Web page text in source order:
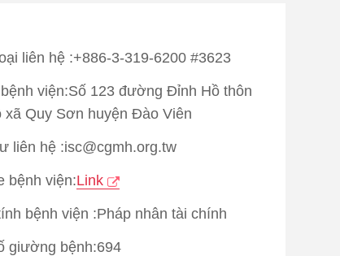
liên hệ :+886-3-319-6200 #3623
viện:Số 123 đường Đỉnh Hồ thôn
xã Quy Sơn huyện Đào Viên
liên hệ :isc@cgmh.org.tw
bệnh viện:Link
bệnh viện :Pháp nhân tài chính
giường bệnh:694